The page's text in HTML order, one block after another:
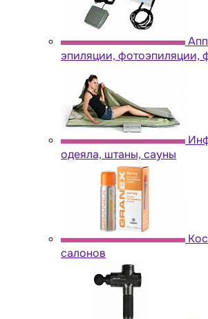
эпиляции, фотоэпиляции,
одеяла, штаны, сауны
салонов